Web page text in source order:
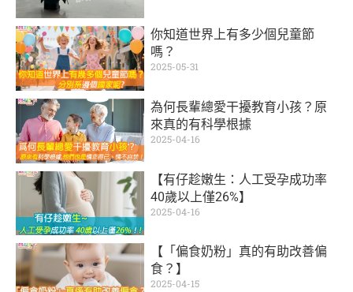
你知道世界上有多少個兒童節
嗎？
2025-05-31
為何長輩總愛干擾教育小孩？原
來真的有科學根據
2025-04-16
【有仔趁嫩生：人工受孕成功率
40歲以上僅26%】
2025-04-16
【「偏食奶粉」真的有助改善偏
食？】
2025-04-15